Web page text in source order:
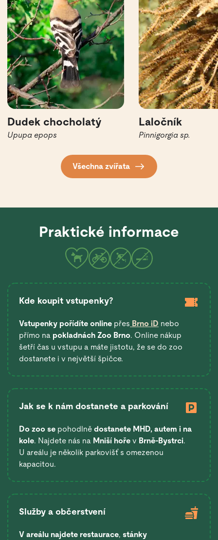
Dudek chocholatý
Upupa epops
Laločník
Pinnigorgia sp.
Všechna zvířata
Praktické informace
Kde koupit vstupenky?
Vstupenky pořídíte online přes Brno iD nebo
přímo na pokladnách Zoo Brno. Online nákup
šetří čas u vstupu a máte jistotu, že se do zoo
dostanete i v největší špičce.
Jak se k nám dostanete a parkování
Do zoo se pohodlně dostanete MHD, autem i na
kole. Najdete nás na Mniší hoře v Brně-Bystrci.
U areálu je několik parkovišť s omezenou
kapacitou.
Služby a občerstvení
V areálu najdete restaurace, stánky